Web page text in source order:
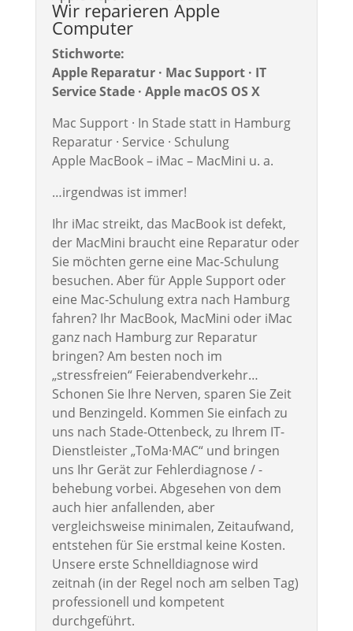
Wir reparieren Apple
Computer
Stichworte:
Apple Reparatur · Mac Support · IT
Service Stade · Apple macOS OS X
Mac Support · In Stade statt in Hamburg
Reparatur · Service · Schulung
Apple MacBook – iMac – MacMini u. a.
…irgendwas ist immer!
Ihr iMac streikt, das MacBook ist defekt,
der MacMini braucht eine Reparatur oder
Sie möchten gerne eine Mac-Schulung
besuchen. Aber für Apple Support oder
eine Mac-Schulung extra nach Hamburg
fahren? Ihr MacBook, MacMini oder iMac
ganz nach Hamburg zur Reparatur
bringen? Am besten noch im
„stressfreien“ Feierabendverkehr…
Schonen Sie Ihre Nerven, sparen Sie Zeit
und Benzingeld. Kommen Sie einfach zu
uns nach Stade-Ottenbeck, zu Ihrem IT-
Dienstleister „ToMa·MAC“ und bringen
uns Ihr Gerät zur Fehlerdiagnose / -
behebung vorbei. Abgesehen von dem
auch hier anfallenden, aber
vergleichsweise minimalen, Zeitaufwand,
entstehen für Sie erstmal keine Kosten.
Unsere erste Schnelldiagnose wird
zeitnah (in der Regel noch am selben Tag)
professionell und kompetent
durchgeführt.